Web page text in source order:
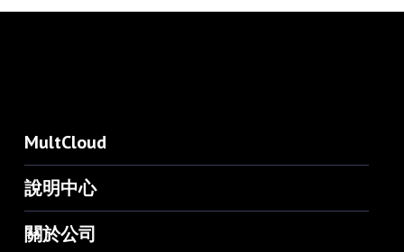
MultCloud
說明中心
關於公司